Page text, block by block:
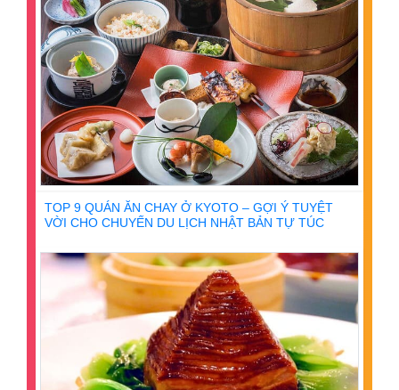
TOP 9 QUÁN ĂN CHAY Ở KYOTO – GỢI Ý TUYỆT
VỜI CHO CHUYẾN DU LỊCH NHẬT BẢN TỰ TÚC